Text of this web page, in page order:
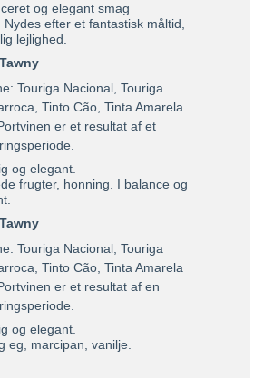
og elegant smag
Nydes efter et fantastisk måltid,
lejlighed.
Touriga Nacional, Touriga
Tinto Cão, Tinta Amarela
er et resultat af et
og elegant.
frugter, honning. I balance og
Touriga Nacional, Touriga
Tinto Cão, Tinta Amarela
er et resultat af en
og elegant.
eg, marcipan, vanilje.